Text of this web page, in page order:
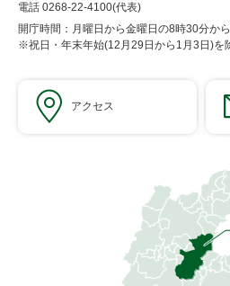
電話 0268-22-4100(代表)
開庁時間：月曜日から金曜日の8時30分か
※祝日・年末年始(12月29日から1月3日)を
アクセス